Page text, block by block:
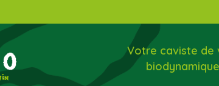
Votre caviste de